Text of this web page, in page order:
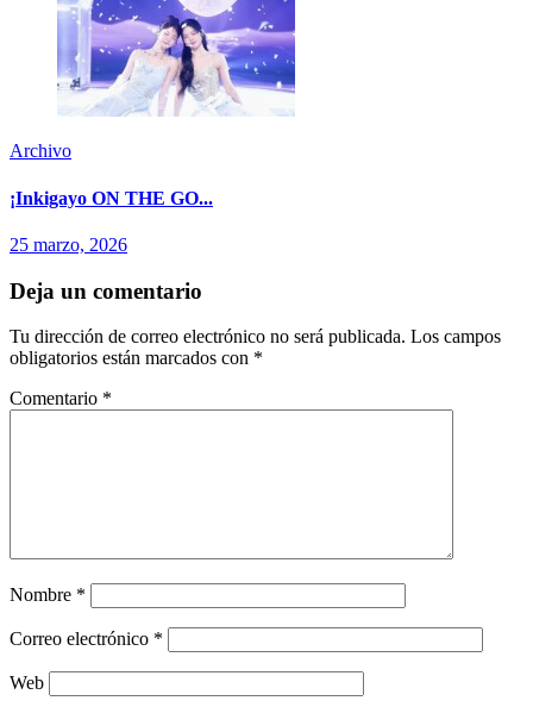
Archivo
¡Inkigayo ON THE GO...
25 marzo, 2026
Deja un comentario
Tu dirección de correo electrónico no será publicada. Los campos
obligatorios están marcados con *
Comentario *
Nombre *
Correo electrónico *
Web